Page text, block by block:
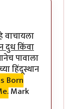
वाचायला
दुध किंवा
पावाला
हिंदूस्थान
Born
Mark